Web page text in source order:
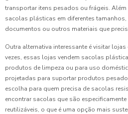
transportar itens pesados ou frágeis.
sacolas plásticas em diferentes
documentos ou outros materiais que
Outra alternativa interessante é visitar
vezes, essas lojas vendem sacolas
produtos de limpeza ou para uso
projetadas para suportar produtos
escolha para quem precisa de sacolas
encontrar sacolas que são
reutilizáveis, o que é uma opção mais